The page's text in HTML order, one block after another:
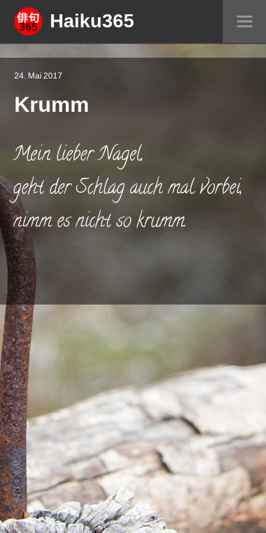
Springe
zum
Inhalt
Haiku365
24. Mai 2017
Krumm
Mein lieber Nagel,
geht der Schlag auch mal vorbei,
nimm es nicht so krumm.